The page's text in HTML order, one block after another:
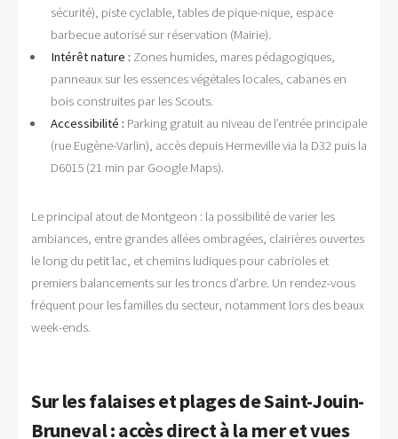
sécurité), piste cyclable, tables de pique-nique, espace
barbecue autorisé sur réservation (Mairie).
Intérêt nature : Zones humides, mares pédagogiques,
panneaux sur les essences végétales locales, cabanes en
bois construites par les Scouts.
Accessibilité : Parking gratuit au niveau de l’entrée principale
(rue Eugène-Varlin), accès depuis Hermeville via la D32 puis la
D6015 (21 min par Google Maps).
Le principal atout de Montgeon : la possibilité de varier les
ambiances, entre grandes allées ombragées, clairières ouvertes
le long du petit lac, et chemins ludiques pour cabrioles et
premiers balancements sur les troncs d’arbre. Un rendez-vous
fréquent pour les familles du secteur, notamment lors des beaux
week-ends.
Sur les falaises et plages de Saint-Jouin-
Bruneval : accès direct à la mer et vues